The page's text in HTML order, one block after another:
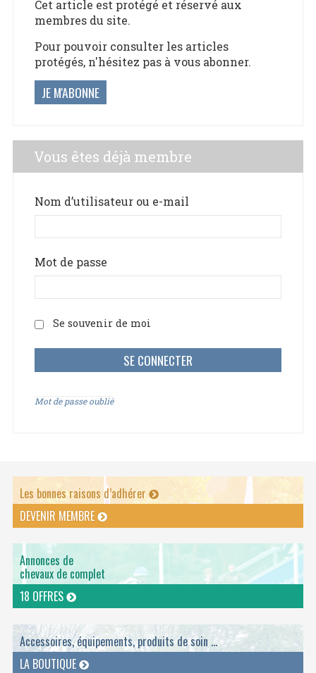
Cet article est protégé et réservé aux
membres du site.
Pour pouvoir consulter les articles
protégés, n'hésitez pas à vous abonner.
JE M'ABONNE
Vous êtes déjà membre
Nom d’utilisateur ou e-mail
Mot de passe
Se souvenir de moi
Mot de passe oublié
Les bonnes raisons d’adhérer
DEVENIR MEMBRE
Annonces de
chevaux de complet
18 OFFRES
Accessoires, équipements, produits de soin ...
LA BOUTIQUE